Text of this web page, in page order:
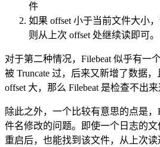
件
如果 offset 小于当前文件大小
则从上次 offset 处继续读即可。
对于第二种情况，Filebeat 似乎有一
被 Truncate 过，后来又新增了数据
offset 大，那么 Filebeat 是检查不出来
除此之外，一个比较有意思的点是，
件名修改的问题。即使一个日志的文
重启后，也能找到该文件，从上次读